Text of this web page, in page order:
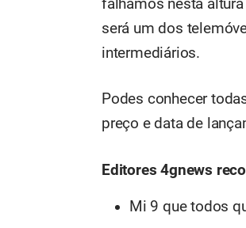
falhamos nesta
será um dos
intermediários.
Podes conhecer
preço e data de
Editores 4gnews
Mi 9 que todos